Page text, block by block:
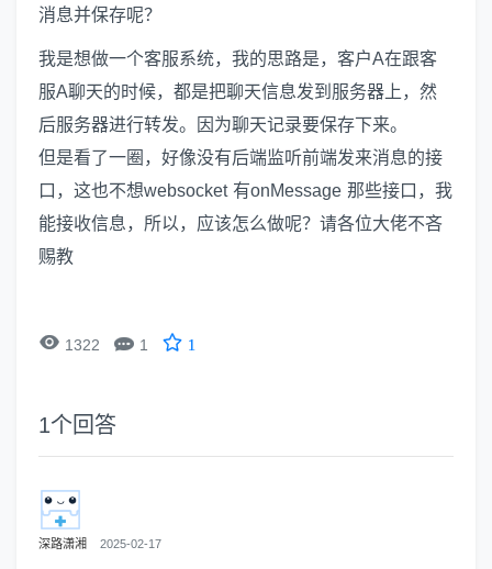
消息并保存呢？
我是想做一个客服系统，我的思路是，客户A在跟客
服A聊天的时候，都是把聊天信息发到服务器上，然
后服务器进行转发。因为聊天记录要保存下来。
但是看了一圈，好像没有后端监听前端发来消息的接
口，这也不想websocket 有onMessage 那些接口，我
能接收信息，所以，应该怎么做呢？请各位大佬不吝
赐教
 1322  1 1
1个回答
深路潇湘 2025-02-17